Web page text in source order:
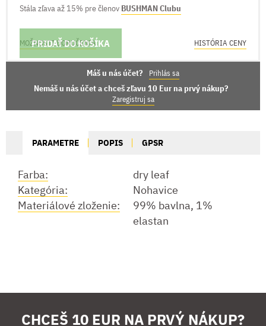
Stála zľava až 15% pre členov BUSHMAN Clubu
PRIDAŤ DO KOŠÍKA
MOŽNOSTI DORUČENIA HISTÓRIA CENY
Máš u nás účet? Prihlás sa
Nemáš u nás účet a chceš zľavu 10 Eur na prvý nákup?
Zaregistruj sa
PARAMETRE POPIS GPSR
Farba:
dry leaf
Kategória:
Nohavice
Materiálové zloženie:
99% bavlna, 1%
elastan
CHCEŠ 10 EUR NA PRVÝ NÁKUP?